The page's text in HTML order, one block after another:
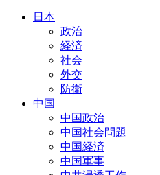
日本
政治
経済
社会
外交
防衛
中国
中国政治
中国社会問題
中国経済
中国軍事